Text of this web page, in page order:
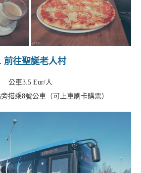
前往聖誕老人村
公車3.5 Eur/人
搭乘8號公車（可上車刷卡購票）